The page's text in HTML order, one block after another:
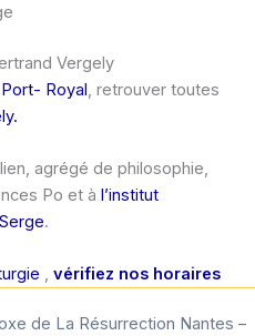
Vergely
Royal, retrouver toutes
agrégé de philosophie,
Po et à l’institut
.
, vérifiez nos horaires
de La Résurrection Nantes –